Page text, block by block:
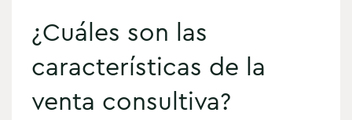
¿Cuáles son las
características de la
venta consultiva?